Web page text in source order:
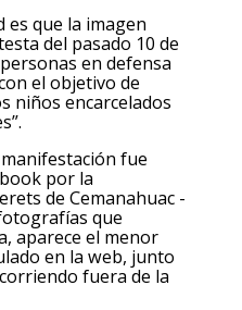
es que la imagen
del pasado 10 de
en defensa
el objetivo de
niños encarcelados
fue
por la
de Cemanahuac -
que
aparece el menor
en la web, junto
fuera de la